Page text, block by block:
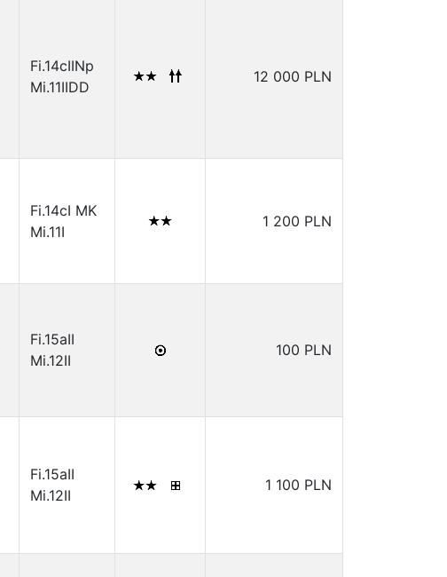
Fi.14cIINp
Mi.11IIDD
12 000 PLN
Fi.14cI MK
Mi.11I
1 200 PLN
Fi.15aII
Mi.12II
100 PLN
Fi.15aII
Mi.12II
1 100 PLN